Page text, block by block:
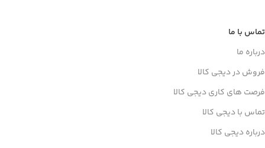
تماس با ما
درباره ما
فروش در دیجی کالا
فرصت های کاری دیجی کالا
تماس با دیجی کالا
درباره دیجی کالا